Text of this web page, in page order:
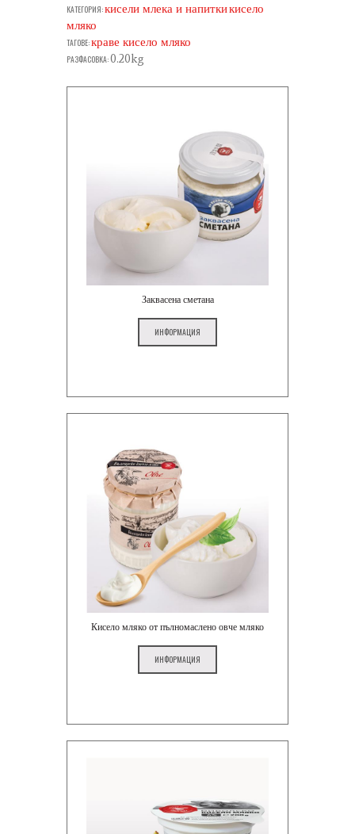
КАТЕГОРИЯ:кисели млека и напиткикисело
мляко
ТАГОВЕ:краве кисело мляко
РАЗФАСОВКА:0.20kg
Заквасена сметана
ИНФОРМАЦИЯ
Кисело мляко от пълномаслено овче мляко
ИНФОРМАЦИЯ